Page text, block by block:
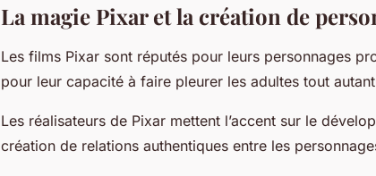
La magie Pixar et la création de
Les films Pixar sont réputés pour leurs personnages
pour leur capacité à faire pleurer les adultes tout
Les réalisateurs de Pixar mettent l’accent sur le
création de relations authentiques entre les